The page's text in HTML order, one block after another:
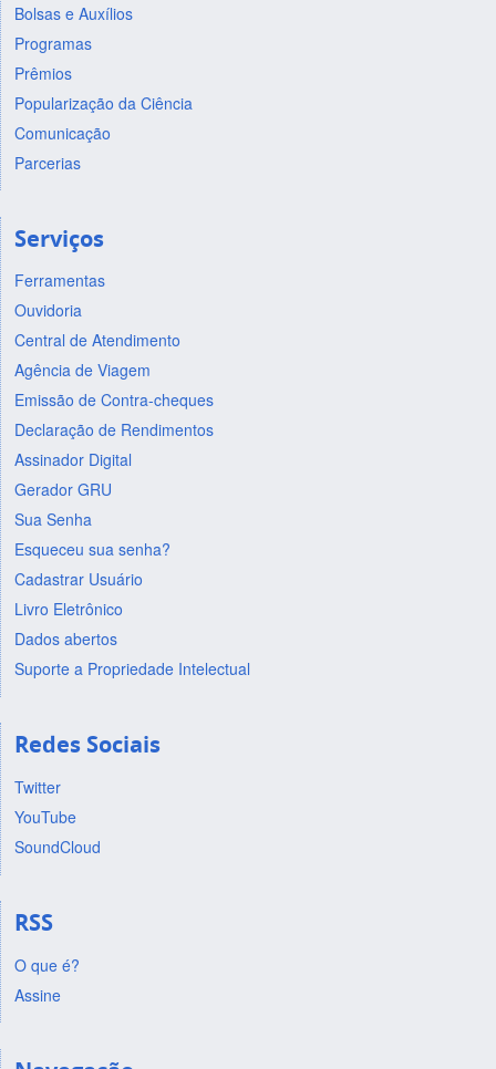
Bolsas e Auxílios
Programas
Prêmios
Popularização da Ciência
Comunicação
Parcerias
Serviços
Ferramentas
Ouvidoria
Central de Atendimento
Agência de Viagem
Emissão de Contra-cheques
Declaração de Rendimentos
Assinador Digital
Gerador GRU
Sua Senha
Esqueceu sua senha?
Cadastrar Usuário
Livro Eletrônico
Dados abertos
Suporte a Propriedade Intelectual
Redes Sociais
Twitter
YouTube
SoundCloud
RSS
O que é?
Assine